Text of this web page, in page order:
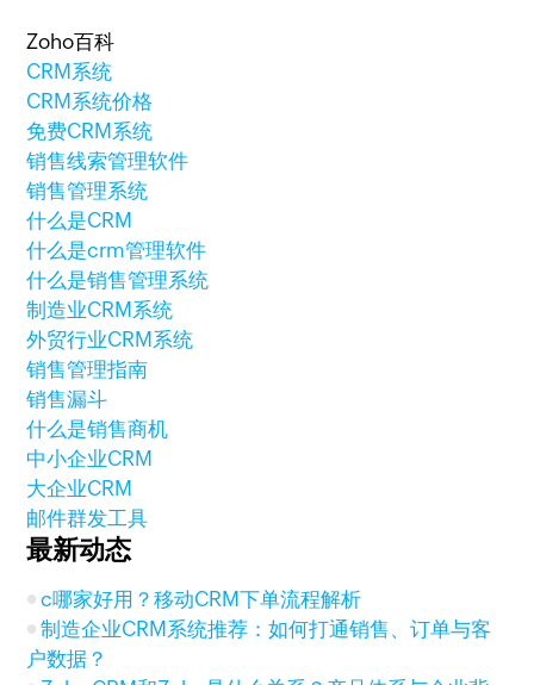
Zoho百科
CRM系统
CRM系统价格
免费CRM系统
销售线索管理软件
销售管理系统
什么是CRM
什么是crm管理软件
什么是销售管理系统
制造业CRM系统
外贸行业CRM系统
销售管理指南
销售漏斗
什么是销售商机
中小企业CRM
大企业CRM
邮件群发工具
最新动态
c哪家好用？移动CRM下单流程解析
制造企业CRM系统推荐：如何打通销售、订单与客
户数据？